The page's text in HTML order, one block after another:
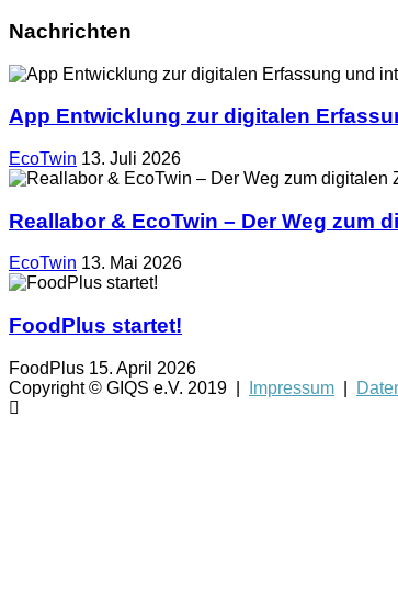
Nachrichten
App Entwicklung zur digitalen
EcoTwin 13. Juli 2026
Reallabor & EcoTwin – Der Weg zum
EcoTwin 13. Mai 2026
FoodPlus startet!
FoodPlus 15. April 2026
Copyright © GIQS e.V. 2019 |
Impressum